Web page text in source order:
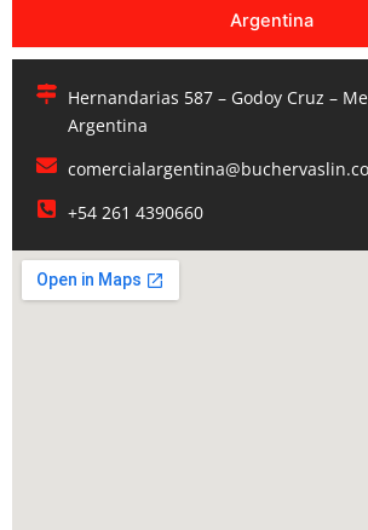
Argentina
Hernandarias 587 – Godoy Cruz –
Argentina
+54 261 4390660